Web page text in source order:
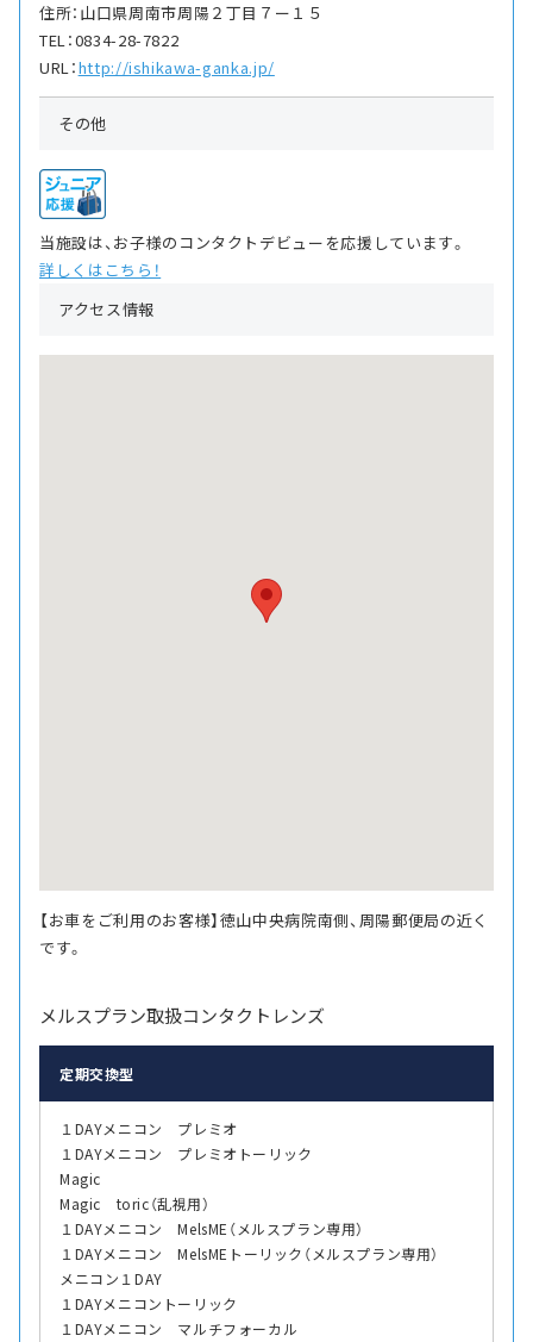
住所：山口県周南市周陽２丁目７ー１５
TEL：0834-28-7822
URL：http://ishikawa-ganka.jp/
その他
当施設は、お子様のコンタクトデビューを応援しています。
詳しくはこちら！
アクセス情報
【お車をご利用のお客様】徳山中央病院南側、周陽郵便局の近く
です。
メルスプラン取扱コンタクトレンズ
定期交換型
１DAYメニコン プレミオ
１DAYメニコン プレミオトーリック
Magic
Magic toric（乱視用）
１DAYメニコン MelsME（メルスプラン専用）
１DAYメニコン MelsMEトーリック（メルスプラン専用）
メニコン１DAY
１DAYメニコントーリック
１DAYメニコン マルチフォーカル